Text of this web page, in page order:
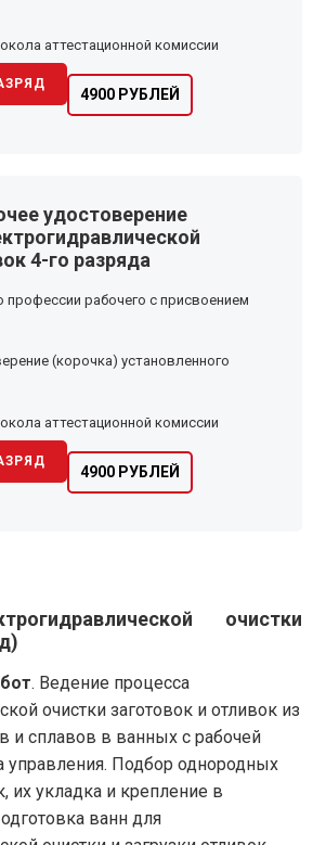
аттестационной комиссии
4900 РУБЛЕЙ
удостоверение
4-го разряда
профессии рабочего с присвоением
(корочка) установленного
аттестационной комиссии
4900 РУБЛЕЙ
очистки
. Ведение процесса
очистки заготовок и отливок из
и сплавов в ванных с рабочей
управления. Подбор однородных
их укладка и крепление в
ванн для